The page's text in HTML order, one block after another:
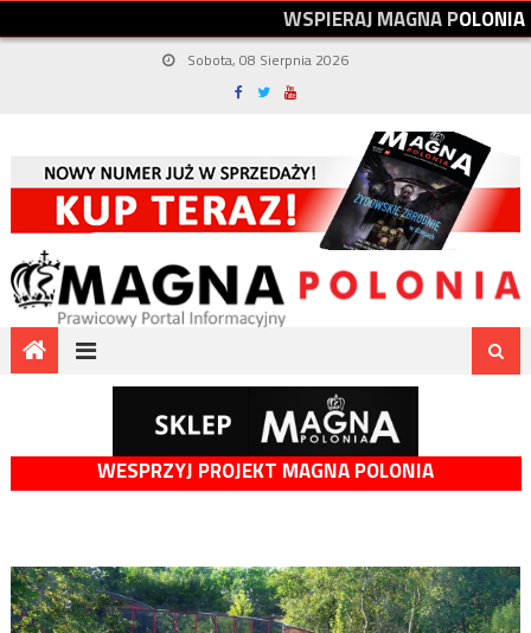
WSPIERAJMAGNAPOLONIA
Sobota, 08 Sierpnia 2026
WESPRZYJ PROJEKT MAGNA POLONIA